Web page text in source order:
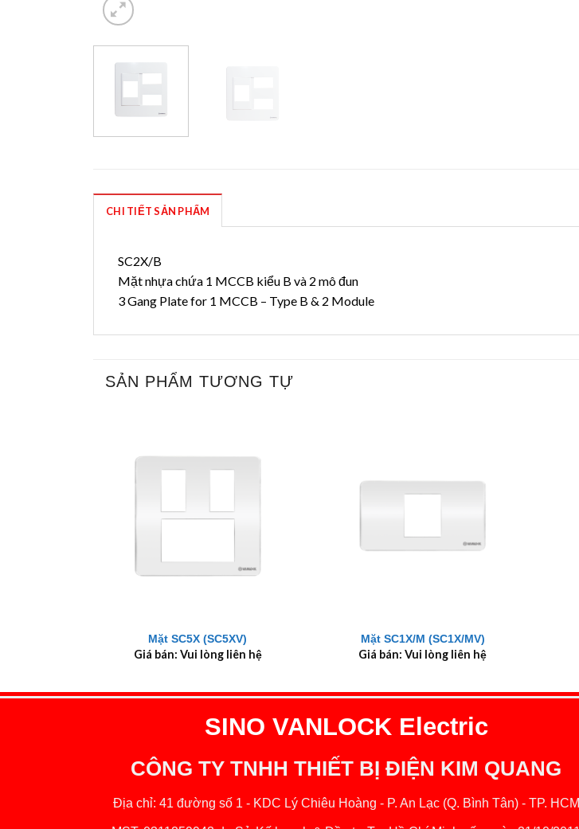
CHI TIẾT SẢN PHẨM
SC2X/B
Mặt nhựa chứa 1 MCCB kiểu B và 2 mô đun
3 Gang Plate for 1 MCCB – Type B & 2 Module
SẢN PHẨM TƯƠNG TỰ
Mặt SC5X (SC5XV)
Giá bán: Vui lòng liên hệ
Mặt SC1X/M (SC1X/MV)
Giá bán: Vui lòng liên hệ
SINO VANLOCK Electric
CÔNG TY TNHH THIẾT BỊ ĐIỆN KIM QUANG
Địa chỉ: 41 đường số 1 - KDC Lý Chiêu Hoàng - P. An Lạc (Q. Bình Tân) - TP. HCM